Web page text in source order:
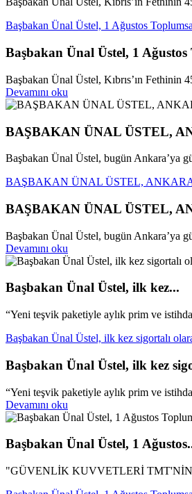
Başbakan Ünal Üstel, 1 Ağustos
Başbakan Ünal Üstel, 1
Başbakan Ünal Üstel, Kıbrıs’ın Fethinin
Devamını oku
BAŞBAKAN ÜNAL ÜSTEL,
Başbakan Ünal Üstel, bugün Ankara’ya
BAŞBAKAN ÜNAL ÜSTEL,
BAŞBAKAN ÜNAL ÜSTEL,
Başbakan Ünal Üstel, bugün Ankara’ya
Devamını oku
Başbakan Ünal Üstel, ilk kez...
“Yeni teşvik paketiyle aylık prim ve
Başbakan Ünal Üstel, ilk kez sigortalı
Başbakan Ünal Üstel, ilk kez
“Yeni teşvik paketiyle aylık prim ve
Devamını oku
Başbakan Ünal Üstel, 1
"GÜVENLİK KUVVETLERİ